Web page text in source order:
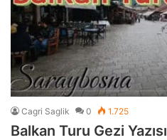
Cagri Saglik 0 1.725
Balkan Turu Gezi Yazısı